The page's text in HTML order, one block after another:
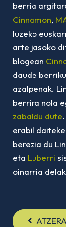
berria
Cinnamon,
luzeko
arte jasoko
blogean
daude
azalpenak.
berrira nola
zabaldu dute.
erabil
berezia du
eta Luberri
oinarria
ATZERA